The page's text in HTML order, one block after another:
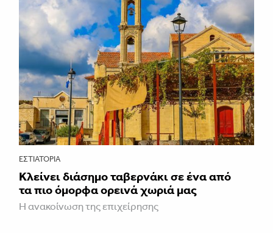
ΕΣΤΙΑΤΌΡΙΑ
Κλείνει διάσημο ταβερνάκι σε ένα από
τα πιο όμορφα ορεινά χωριά μας
Η ανακοίνωση της επιχείρησης